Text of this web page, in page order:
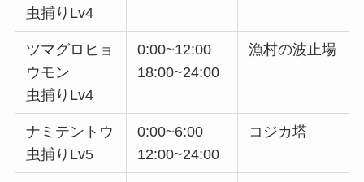
虫捕りLv4
ツマグロヒョ
ウモン
虫捕りLv4
0:00~12:00
18:00~24:00
漁村の波止場
ナミテントウ
虫捕りLv5
0:00~6:00
12:00~24:00
コジカ塔